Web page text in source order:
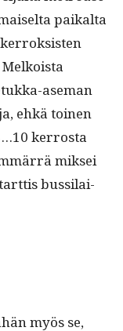
paikalta
ase­man
ehkä toinen
ker­rosta
mik­sei
bus­si­lai­
myös se,